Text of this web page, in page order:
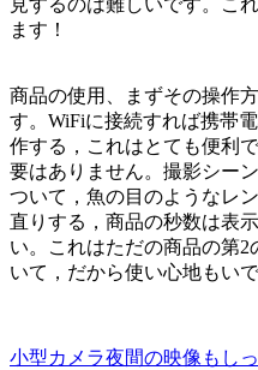
ます！
商品の使用、まずその操作
す。WiFiに接続すれば携帯
作する，これはとても便利
要はありません。撮影シー
ついて，魚の目のようなレ
直りする，商品の秒数は表
い。これはただの商品の第
いて，だから使い心地もいで
小型カメラ夜間の映像もし